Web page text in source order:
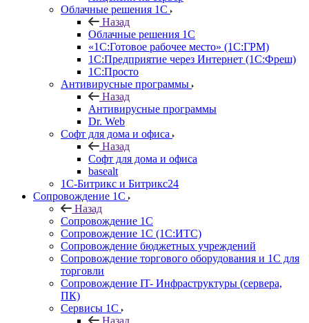
Облачные решения 1С
Назад
Облачные решения 1С
«1C:Готовое рабочее место» (1С:ГРМ)
1С:Предприятие через Интернет (1С:Фреш)
1С:Просто
Антивирусные программы
Назад
Антивирусные программы
Dr. Web
Софт для дома и офиса
Назад
Софт для дома и офиса
basealt
1С-Битрикс и Битрикс24
Сопровождение 1С
Назад
Сопровождение 1С
Сопровождение 1С (1С:ИТС)
Сопровождение бюджетных учреждений
Сопровождение торгового оборудования и 1С для
торговли
Сопровождение IT- Инфраструктуры (сервера,
ПК)
Сервисы 1С
Назад